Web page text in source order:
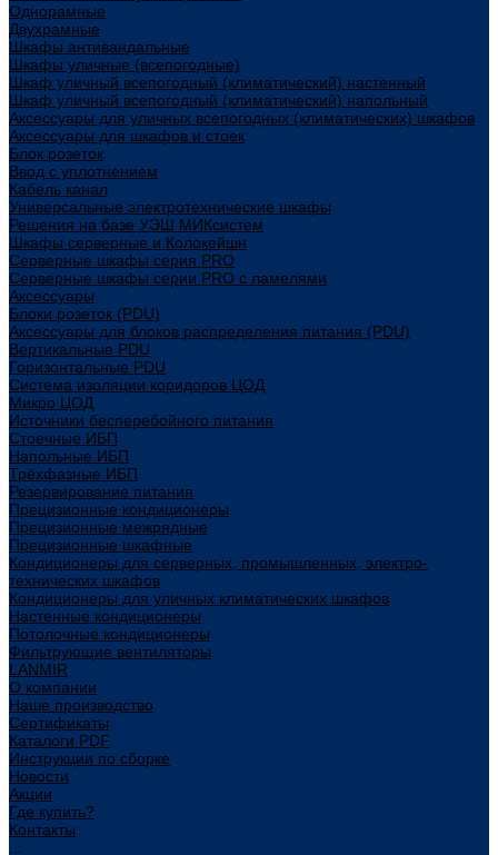
Однорамные
Двухрамные
Шкафы антивандальные
Шкафы уличные (всепогодные)
Шкаф уличный всепогодный (климатический) настенный
Шкаф уличный всепогодный (климатический) напольный
Аксессуары для уличных всепогодных (климатических) шкафов
Аксессуары для шкафов и стоек
Блок розеток
Ввод с уплотнением
Кабель канал
Универсальные электротехнические шкафы
Решения на базе УЭШ МИКсистем
Шкафы серверные и Колокейшн
Серверные шкафы серия PRO
Серверные шкафы серии PRO с ламелями
Аксессуары
Блоки розеток (PDU)
Аксессуары для блоков распределения питания (PDU)
Вертикальные PDU
Горизонтальные PDU
Система изоляции коридоров ЦОД
Микро ЦОД
Источники бесперебойного питания
Стоечные ИБП
Напольные ИБП
Трёхфазные ИБП
Резервирование питания
Прецизионные кондиционеры
Прецизионные межрядные
Прецизионные шкафные
Кондиционеры для серверных, промышленных, электро-
технических шкафов
Кондиционеры для уличных климатических шкафов
Настенные кондиционеры
Потолочные кондиционеры
Фильтрующие вентиляторы
LANMIR
О компании
Наше производство
Сертификаты
Каталоги PDF
Инструкции по сборке
Новости
Акции
Где купить?
Контакты